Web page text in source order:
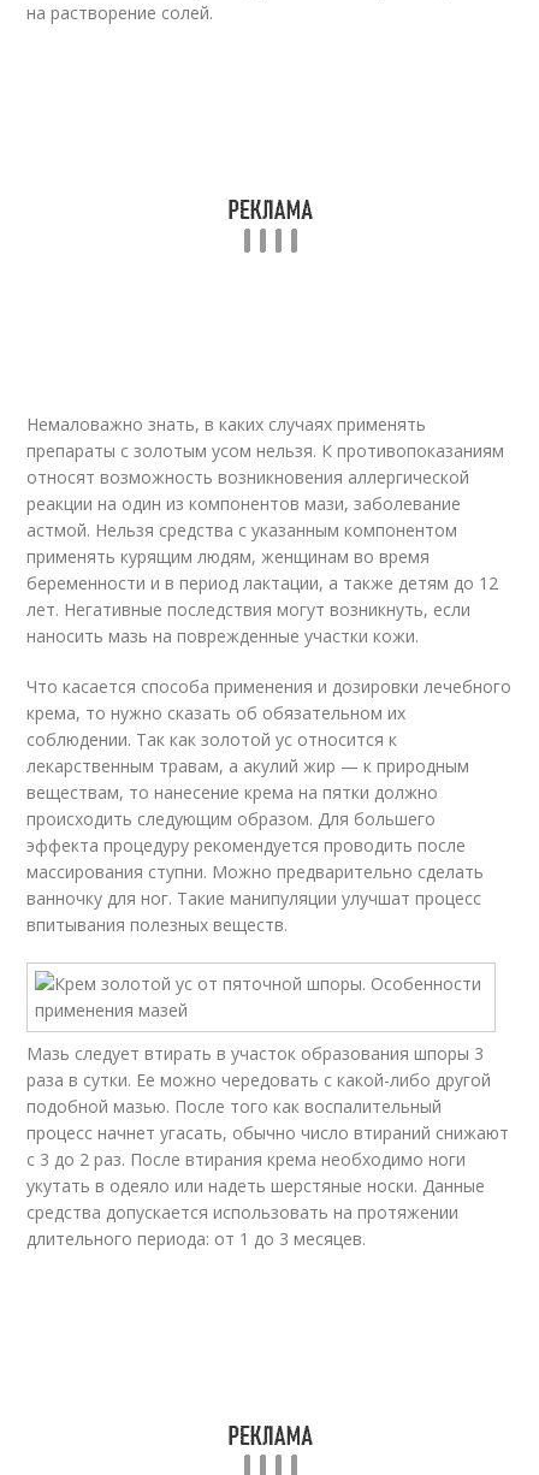
на растворение солей.
Немаловажно знать, в каких случаях применять
препараты с золотым усом нельзя. К противопоказаниям
относят возможность возникновения аллергической
реакции на один из компонентов мази, заболевание
астмой. Нельзя средства с указанным компонентом
применять курящим людям, женщинам во время
беременности и в период лактации, а также детям до 12
лет. Негативные последствия могут возникнуть, если
наносить мазь на поврежденные участки кожи.
Что касается способа применения и дозировки лечебного
крема, то нужно сказать об обязательном их
соблюдении. Так как золотой ус относится к
лекарственным травам, а акулий жир — к природным
веществам, то нанесение крема на пятки должно
происходить следующим образом. Для большего
эффекта процедуру рекомендуется проводить после
массирования ступни. Можно предварительно сделать
ванночку для ног. Такие манипуляции улучшат процесс
впитывания полезных веществ.
Мазь следует втирать в участок образования шпоры 3
раза в сутки. Ее можно чередовать с какой-либо другой
подобной мазью. После того как воспалительный
процесс начнет угасать, обычно число втираний снижают
с 3 до 2 раз. После втирания крема необходимо ноги
укутать в одеяло или надеть шерстяные носки. Данные
средства допускается использовать на протяжении
длительного периода: от 1 до 3 месяцев.